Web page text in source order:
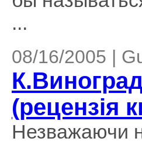
...
08/16/2005 |
(рецензія
Незважаючи